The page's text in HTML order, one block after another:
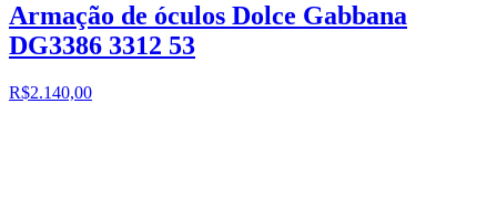
Armação de óculos Dolce Gabbana
DG3386 3312 53
R$2.140,00